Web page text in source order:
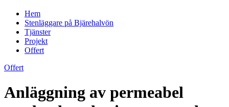
Hem
Stenläggare på Bjärehalvön
Tjänster
Projekt
Offert
Offert
Anläggning av permeabel